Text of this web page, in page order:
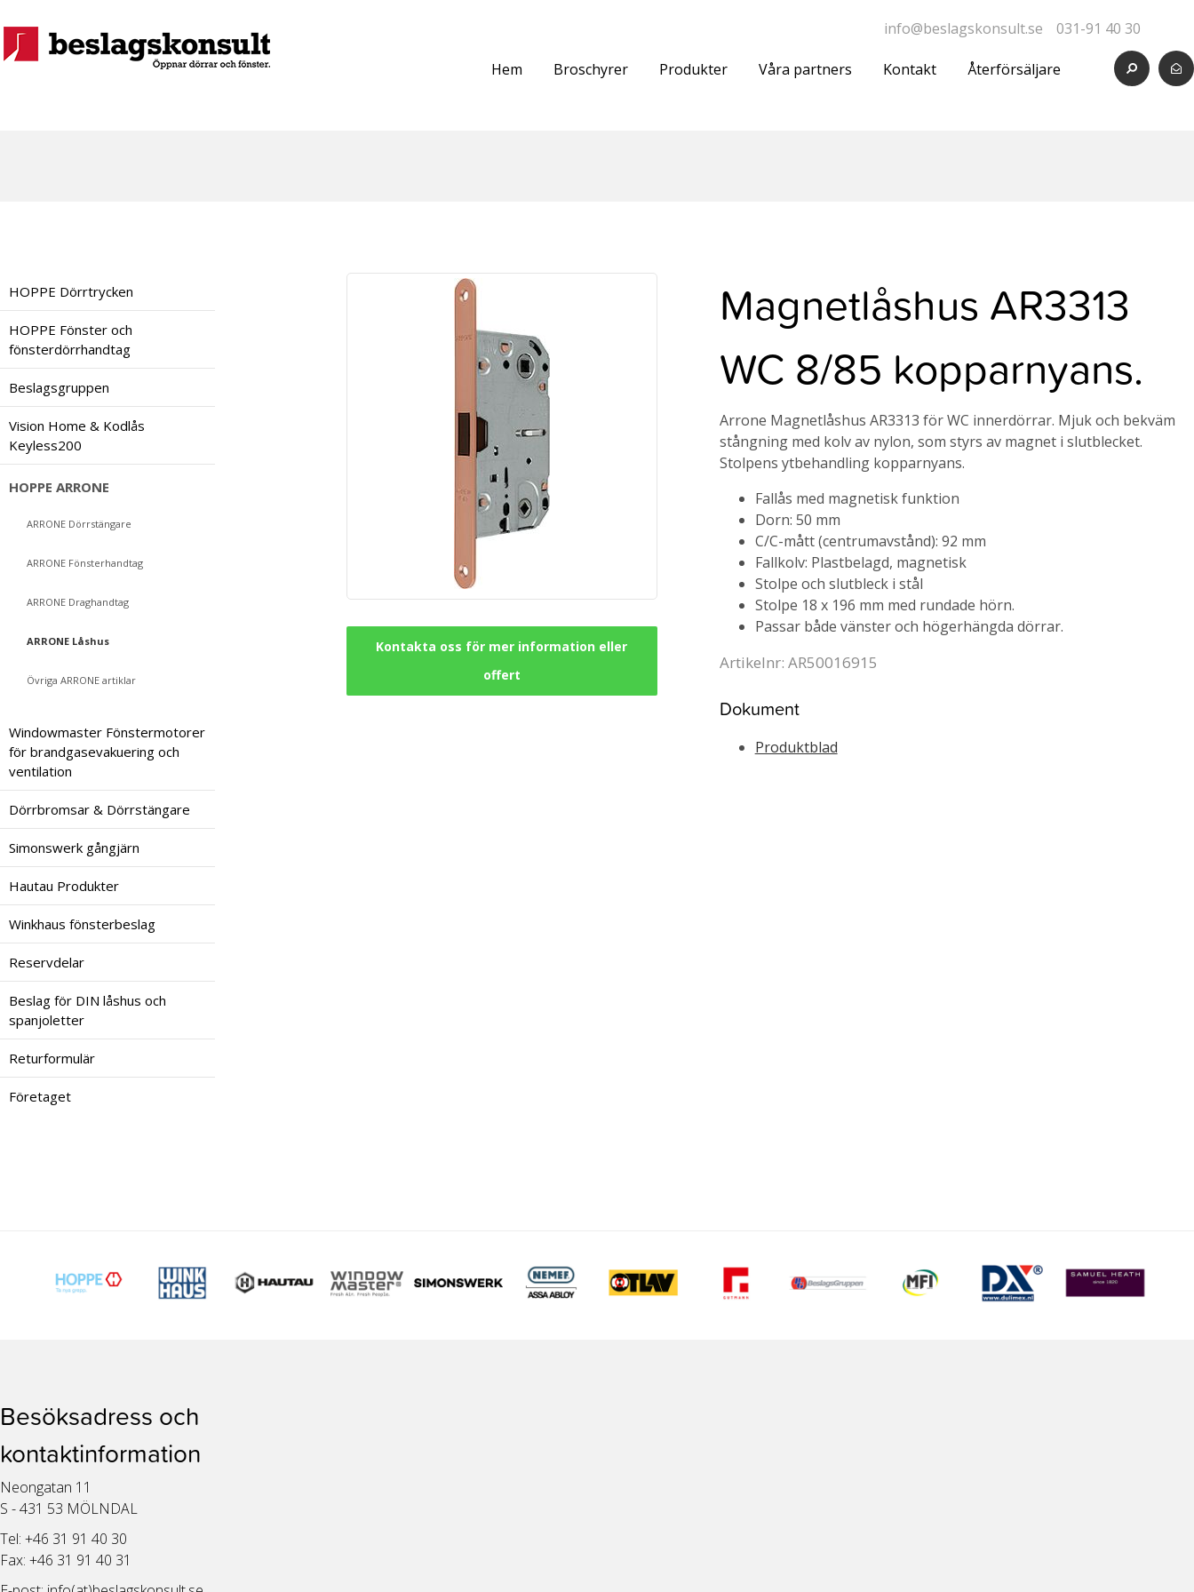
info@beslagskonsult.se 031-91 40 30
Hem Broschyrer Produkter Våra partners Kontakt Återförsäljare
HOPPE Dörrtrycken
HOPPE Fönster och
fönsterdörrhandtag
Beslagsgruppen
Vision Home & Kodlås
Keyless200
HOPPE ARRONE
ARRONE Dörrstängare
ARRONE Fönsterhandtag
ARRONE Draghandtag
ARRONE Låshus
Övriga ARRONE artiklar
Windowmaster Fönstermotorer
för brandgasevakuering och
ventilation
Dörrbromsar & Dörrstängare
Simonswerk gångjärn
Hautau Produkter
Winkhaus fönsterbeslag
Reservdelar
Beslag för DIN låshus och
spanjoletter
Returformulär
Företaget
Kontakta oss för mer information eller
offert
Magnetlåshus AR3313
WC 8/85 kopparnyans.
Arrone Magnetlåshus AR3313 för WC innerdörrar. Mjuk och bekväm
stångning med kolv av nylon, som styrs av magnet i slutblecket.
Stolpens ytbehandling kopparnyans.
Fallås med magnetisk funktion
Dorn: 50 mm
C/C-mått (centrumavstånd): 92 mm
Fallkolv: Plastbelagd, magnetisk
Stolpe och slutbleck i stål
Stolpe 18 x 196 mm med rundade hörn.
Passar både vänster och högerhängda dörrar.
Artikelnr: AR50016915
Dokument
Produktblad
Besöksadress och
kontaktinformation
Neongatan 11
S - 431 53 MÖLNDAL
Tel: +46 31 91 40 30
Fax: +46 31 91 40 31